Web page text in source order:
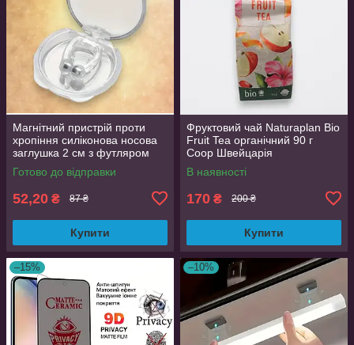
Магнітний пристрій проти
хропіння силіконова носова
заглушка 2 см з футляром
Готово до відправки
52,20 ₴ 87 ₴
Купити
Фруктовий чай Naturaplan Bio
Fruit Tea органічний 90 г
Coop Швейцарія
В наявності
170 ₴ 200 ₴
Купити
–15% –10%